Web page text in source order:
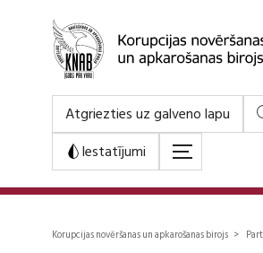
Atgriezties uz galveno lapu
Iestatījumi
Korupcijas novēršanas un apkarošanas birojs >